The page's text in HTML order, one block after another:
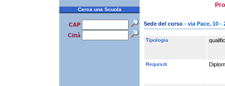
Cerca una Scuola
CAP
Città
Sede del corso- via Pace, 10 -
Tipologia
Requisiti